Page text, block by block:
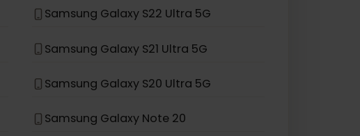
Samsung Galaxy Z Flip 3
Samsung Galaxy S24 Ultra
Samsung Galaxy S23 Ultra
Samsung Galaxy S22 Ultra 5G